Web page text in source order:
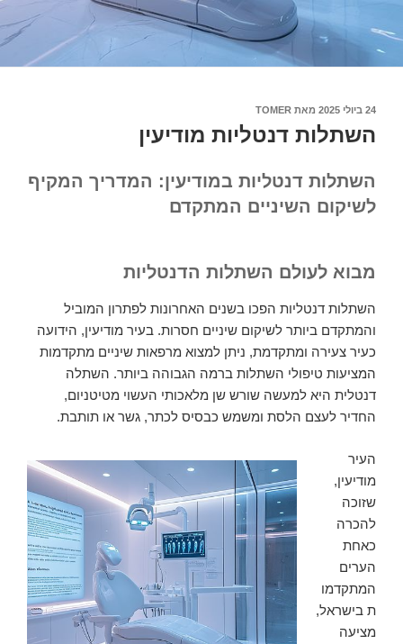
פורסם
24 ביולי 2025 מאת TOMER
השתלות דנטליות מודיעין
השתלות דנטליות במודיעין: המדריך המקיף
לשיקום השיניים המתקדם
מבוא לעולם השתלות הדנטליות
השתלות דנטליות הפכו בשנים האחרונות לפתרון המוביל
והמתקדם ביותר לשיקום שיניים חסרות. בעיר מודיעין, הידועה
כעיר צעירה ומתקדמת, ניתן למצוא מרפאות שיניים מתקדמות
המציעות טיפולי השתלות ברמה הגבוהה ביותר. השתלה
דנטלית היא למעשה שורש שן מלאכותי העשוי מטיטניום,
החדיר לעצם הלסת ומשמש כבסיס לכתר, גשר או תותבת.
העיר
מודיעין,
שזוכה
להכרה
כאחת
הערים
המתקדמו
ת בישראל,
מציעה